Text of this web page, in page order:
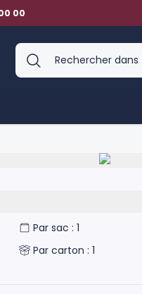
00
Par sac : 1
Par carton : 1